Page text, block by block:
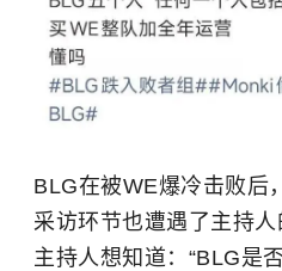
BLG在被WE爆冷击败后
采访环节也遭遇了主持人
主持人想知道：“BLG是